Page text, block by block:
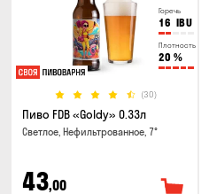
Горечь
16 IBU
Плотность
20 %
(30)
Пиво FDB «Goldy» 0.33л
Светлое, Нефильтрованное, 7°
43,00